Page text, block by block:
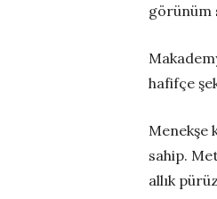
görünüm
hafifçe
Menekşe
sahip.
allık